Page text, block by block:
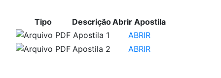
Tipo DescriçãoAbrir Apostila
Apostila 1
ABRIR
Apostila 2
ABRIR